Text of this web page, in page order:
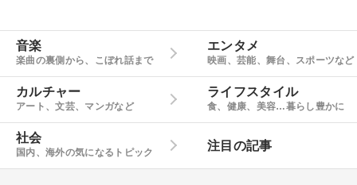
音楽
楽曲の裏側から、こぼれ話まで
エンタメ
映画、芸能、舞台、スポーツなど
カルチャー
アート、文芸、マンガなど
ライフスタイル
食、健康、美容…暮らし豊かに
社会
国内、海外の気になるトピック
注目の記事